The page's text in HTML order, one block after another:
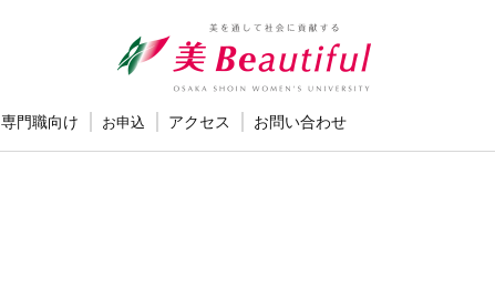
専門職向け お申込 アクセス お問い合わせ